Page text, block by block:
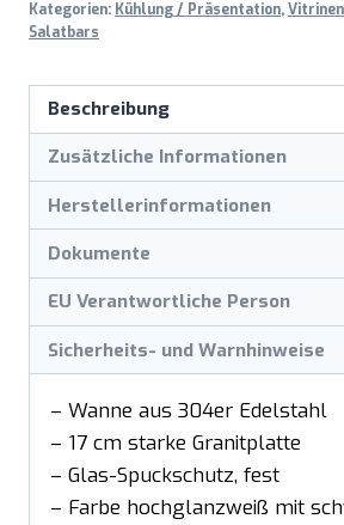
Kategorien: Kühlung / Präsentation,
Salatbars
Beschreibung
Zusätzliche Informationen
Herstellerinformationen
Dokumente
EU Verantwortliche Person
Sicherheits- und Warnhinweise
– Wanne aus 304er Edelstahl
– 17 cm starke Granitplatte
– Glas-Spuckschutz, fest
– Farbe hochglanzweiß mit